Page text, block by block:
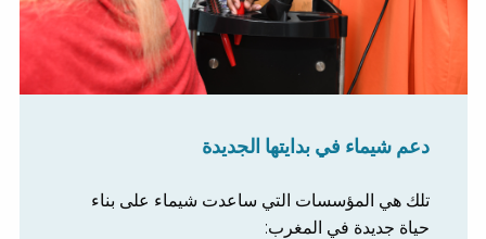
دعم شيماء في بدايتها الجديدة
تلك هي المؤسسات التي ساعدت شيماء على بناء
حياة جديدة في المغرب: